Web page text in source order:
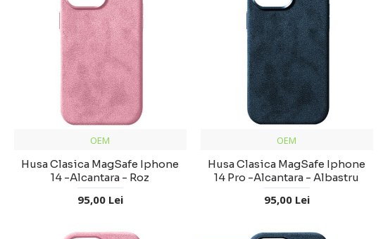
OEM
Husa Clasica MagSafe Iphone
14 -Alcantara - Roz
95,00 Lei
OEM
Husa Clasica MagSafe Iphone
14 Pro -Alcantara - Albastru
95,00 Lei